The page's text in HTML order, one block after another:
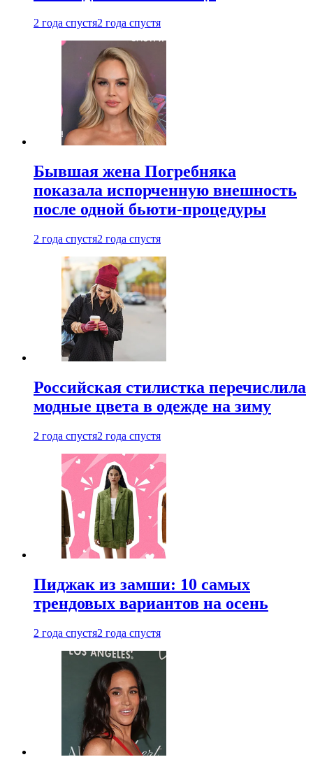
2 года спустя2 года спустя
Бывшая жена Погребняка
показала испорченную внешность
после одной бьюти-процедуры
2 года спустя2 года спустя
Российская стилистка перечислила
модные цвета в одежде на зиму
2 года спустя2 года спустя
Пиджак из замши: 10 самых
трендовых вариантов на осень
2 года спустя2 года спустя